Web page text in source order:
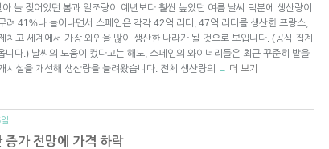
늘 젖어있던 봄과 일조량이 예년보다 훨씬 높았던 여름 날씨 덕분에 생산량이
려 41%나 늘어나면서 스페인은 각각 42억 리터, 47억 리터를 생산한 프랑스,
치고 세계에서 가장 와인을 많이 생산한 나라가 될 것으로 보입니다. (공식 집계
니다.) 날씨의 도움이 컸다고는 해도, 스페인의 와이너리들은 최근 꾸준히 밭을
시설을 개선해 생산량을 늘려왔습니다. 전체 생산량의
→ 더 보기
.
증가 전망에 가격 하락